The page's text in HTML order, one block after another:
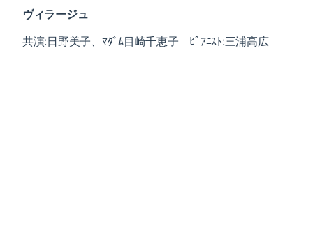
ヴィラージュ
共演:日野美子、ﾏﾀﾞﾑ目崎千恵子 ﾋﾟｱﾆｽﾄ:三浦高広